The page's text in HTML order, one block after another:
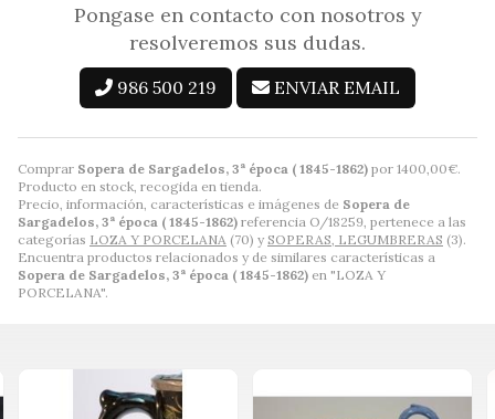
Comprar Sopera de Sargadelos, 3ª época ( 1845-1862) por 1400,00€.
Producto en stock, recogida en tienda.
Precio, información, características e imágenes de Sopera de
Sargadelos, 3ª época ( 1845-1862) referencia O/18259, pertenece a las
categorías LOZA Y PORCELANA (70) y SOPERAS, LEGUMBRERAS (3).
Encuentra productos relacionados y de similares características a
Sopera de Sargadelos, 3ª época ( 1845-1862) en "LOZA Y
PORCELANA".
Pongase en contacto con nosotros y
resolveremos sus dudas.
986 500 219 ENVIAR EMAIL